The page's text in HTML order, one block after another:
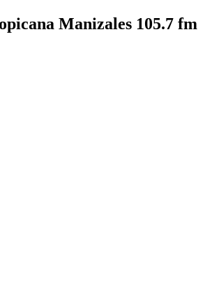
Manizales 105.7 fm